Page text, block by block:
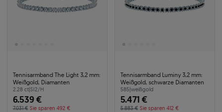
Tennisarmband The Light 3,2 mm:
Weißgold, Diamanten
2.28 ct|SI2/H
6.539 €
7.031 € Sie sparen 492 €
Tennisarmband Luminy 3,2 mm:
Weißgold, schwarze Diamanten
585|weißgold
5.471 €
5.883 € Sie sparen 412 €